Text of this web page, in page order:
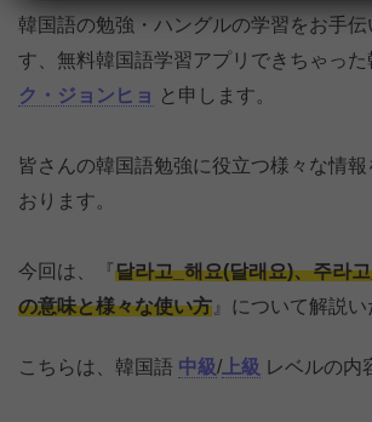
韓国語の勉強・ハングルの学習をお手伝
す、無料韓国語学習アプリできちゃった
ク・ジョンヒョ と申します。
皆さんの韓国語勉強に役立つ様々な情
おります。
今回は、『 달라고_해요(달래요)、주라
の意味と様々な使い方 』について解説い
こちらは、韓国語 中級/ 上級 レベルの内